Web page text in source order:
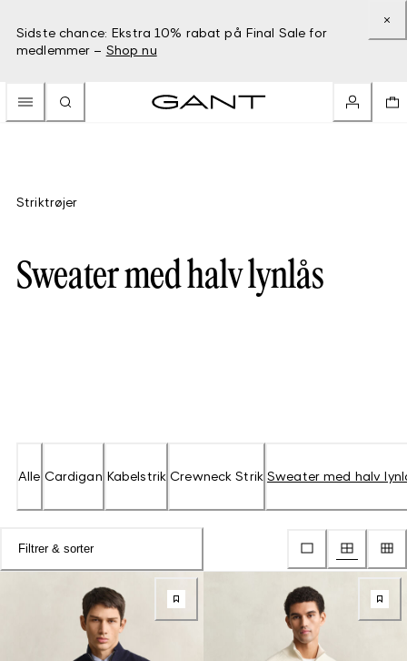
Sidste chance: Ekstra 10% rabat på Final Sale for
medlemmer – Shop nu
Striktrøjer
Sweater med halv lynlås
Alle Cardigan Kabelstrik Crewneck Strik Sweater med halv
Filtrer & sorter